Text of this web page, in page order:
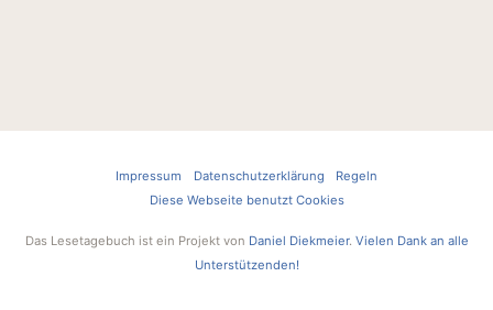
Impressum Datenschutzerklärung
Regeln
Diese Webseite benutzt Cookies
Das Lesetagebuch ist ein Projekt von Daniel Diekmeier. Vielen Dank an alle
Unterstützenden!